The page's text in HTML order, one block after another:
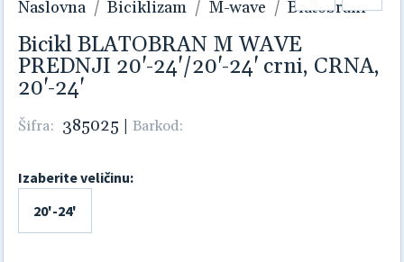
Naslovna Biciklizam M-wave Blatobrani
Bicikl BLATOBRAN M WAVE
PREDNJI 20'-24'/20'-24' crni, CRNA,
20'-24'
Šifra: 385025 | Barkod:
Izaberite veličinu:
20'-24'